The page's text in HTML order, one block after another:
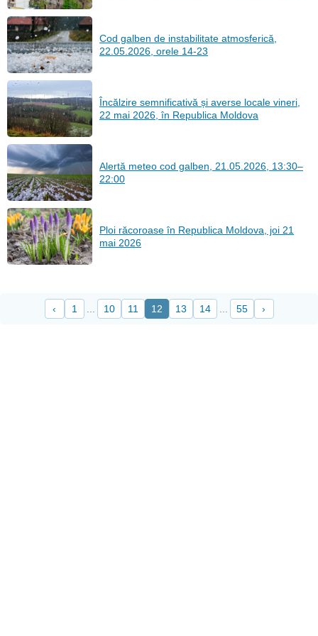
Cod galben de instabilitate atmosferică,
22.05.2026, orele 14-23
Încălzire semnificativă și averse locale vineri,
22 mai 2026, în Republica Moldova
Alertă meteo cod galben, 21.05.2026, 13:30–
22:00
Ploi răcoroase în Republica Moldova, joi 21
mai 2026
‹ 1 10 11 12 13 14 55 ›